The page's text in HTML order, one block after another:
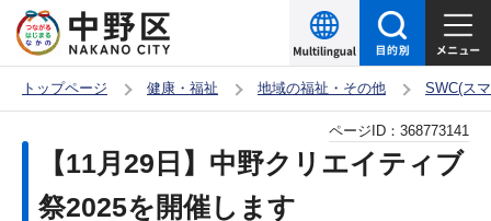
の
ー
トップページ 健康・福祉 地域の福祉・その他 SWC(ス
【11月29日】中野クリエイティブ
祭2025を開催します
ページID： 368773141